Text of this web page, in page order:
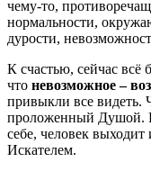
чему-то,
нормальности,
дурости,
К счастью, сейчас всё
что невозможное –
привыкли все видеть.
проложенный Душой.
себе, человек
Искателем.